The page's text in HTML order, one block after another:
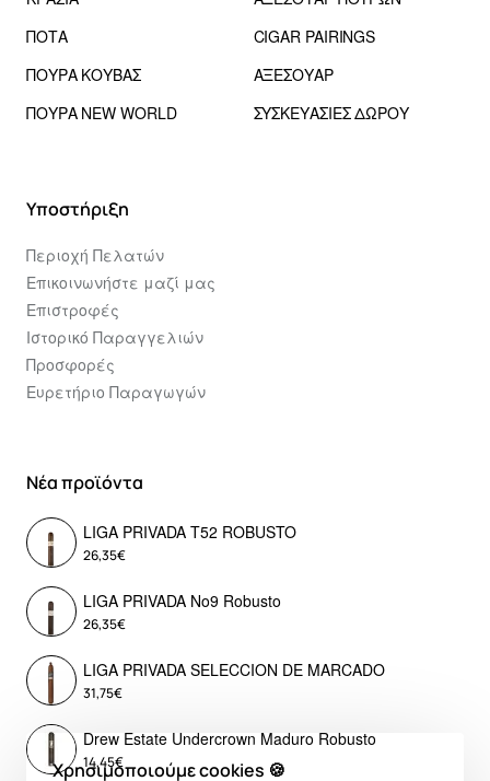
Χρησιμοποιούμε cookies 🍪
ΠΟΤΑ
ΠΟΥΡΑ ΚΟΥΒΑΣ
ΠΟΥΡΑ NEW WORLD
CIGAR PAIRINGS
ΑΞΕΣΟΥΑΡ
ΣΥΣΚΕΥΑΣΙΕΣ ΔΩΡΟΥ
Υποστήριξη
Περιοχή Πελατών
Επικοινωνήστε μαζί μας
Επιστροφές
Ιστορικό Παραγγελιών
Προσφορές
Ευρετήριο Παραγωγών
Νέα προϊόντα
LIGA PRIVADA T52 ROBUSTO
26,35€
LIGA PRIVADA No9 Robusto
26,35€
LIGA PRIVADA SELECCION DE MARCADO
31,75€
Drew Estate Undercrown Maduro Robusto
14,45€